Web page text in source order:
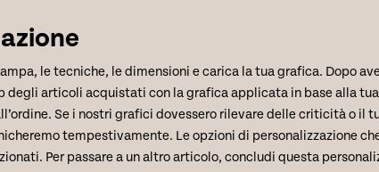
le tecniche, le dimensioni e carica la tua grafica. Dopo
degli articoli acquistati con la grafica applicata in base alla
Se i nostri grafici dovessero rilevare delle criticità o il
tempestivamente. Le opzioni di personalizzazione
Per passare a un altro articolo, concludi questa